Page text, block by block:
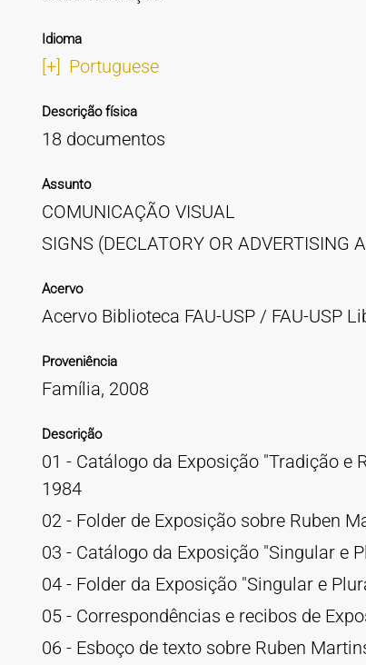
Idioma
[+] Portuguese
Descrição física
18 documentos
Assunto
COMUNICAÇÃO VISUAL
SIGNS (DECLATORY OR ADVERTISING
Acervo
Acervo Biblioteca FAU-USP / FAU-USP
Proveniência
Família, 2008
Descrição
01 - Catálogo da Exposição "Tradição e
1984
02 - Folder de Exposição sobre Ruben
03 - Catálogo da Exposição "Singular e
04 - Folder da Exposição "Singular e
05 - Correspondências e recibos de
06 - Esboço de texto sobre Ruben